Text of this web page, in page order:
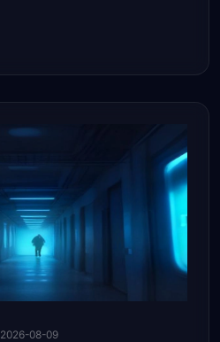
2026-08-09